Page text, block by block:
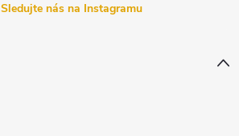
Sledujte nás na Instagramu